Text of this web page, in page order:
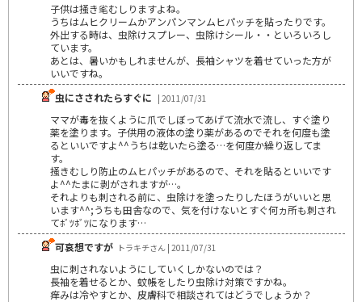
子供は掻き毟むしりますよね。
うちはムヒクリームかアンパンマンムヒパッチを貼ったりです。
外出する時は、虫除けスプレー、虫除けシール・・といろいろし
ています。
あとは、暑いかもしれませんが、長袖シャツを着せていった方が
いいですね。
虫にさされたらすぐに | 2011/07/31
ママが毒を抜くように爪でしぼってあげて流水で流し、すぐ塗り
薬を塗ります。子供用の液体の塗り薬があるのでそれを何度も塗
るといいですよ^^うちは乾いたら塗る…を何度か繰り返してま
す。
掻きむしり防止のムヒパッチがあるので、それを貼るといいです
よ^^たまに剥がされますが…。
それよりも刺される前に、虫除けを塗ったりしたほうがいいと思
います^^;うちも田舎なので、気を付けないとすぐ何ヵ所も刺され
てﾎﾞﾂﾎﾞﾂになります…
可哀想ですが トラキチさん | 2011/07/31
虫に刺されないようにしていくしかないのでは？
長袖を着せるとか、蚊帳をしたり虫除け対策ですかね。
痒みは冷やすとか、皮膚科で相談されてはどうでしょうか？